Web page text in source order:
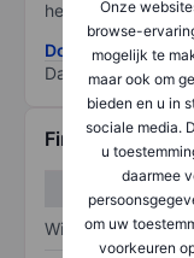
Onze
browse-
mogelijk te
maar ook om
bieden en u in
sociale media.
u
daarmee
om uw
voorkeuren
het grootste
Download de
Data provided by
Financiële
Winst/verlies